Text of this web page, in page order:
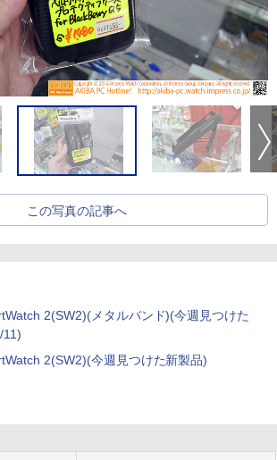
この写真の記事へ
2(SW2)(メタルバンド)(今週見つけた
11)
2(SW2)(今週見つけた新製品)